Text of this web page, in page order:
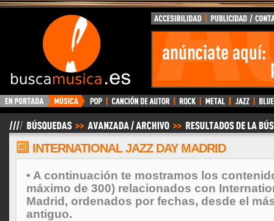
BuscaMusica.es
INTERNATIONAL JAZZ DAY MADRID
• A continuación te mostramos los
máximo de 300) relacionados con
Madrid, ordenados por fechas, desde el
antiguo.